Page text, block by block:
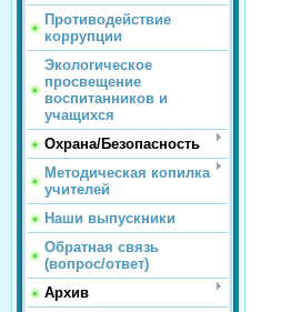
Противодействие
коррупции
Экологическое
просвещение
воспитанников и
учащихся
Охрана/Безопасность
Методическая копилка
учителей
Наши выпускники
Обратная связь
(вопрос/ответ)
Архив